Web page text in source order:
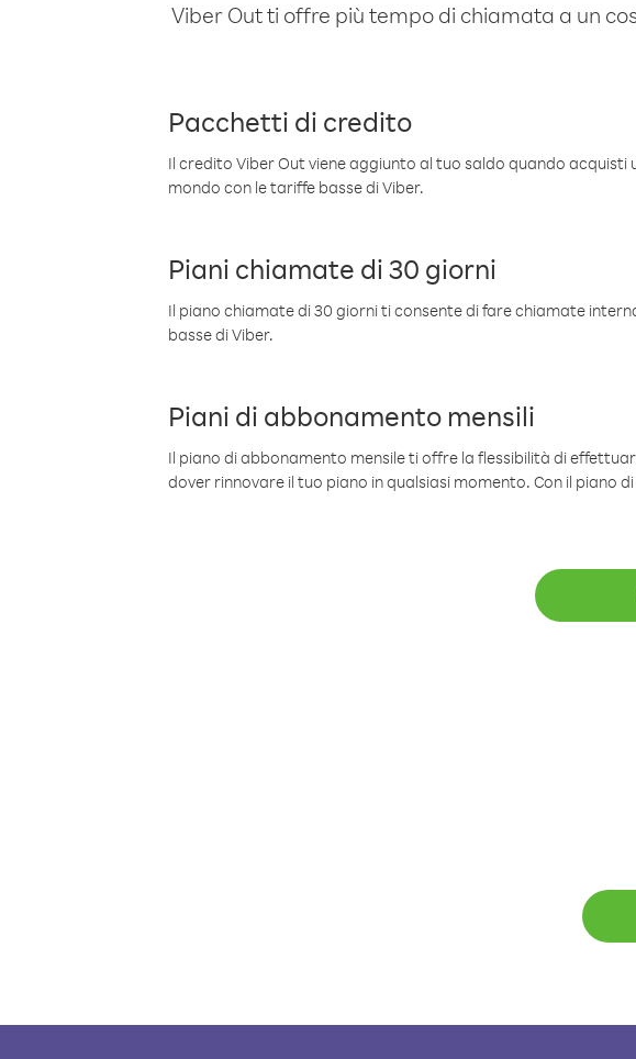
Viber Out ti offre più tempo di chiamata a un
Pacchetti di credito
Il credito Viber Out viene aggiunto al tuo saldo quando
mondo con le tariffe basse di Viber.
Piani chiamate di 30 giorni
Il piano chiamate di 30 giorni ti consente di fare chiamate
basse di Viber.
Piani di abbonamento mensili
Il piano di abbonamento mensile ti offre la flessibilità di
dover rinnovare il tuo piano in qualsiasi momento. Con il piano